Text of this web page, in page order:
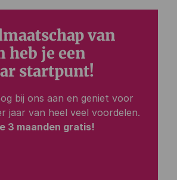
van
heb je een
startpunt!
bij ons aan en geniet voor
jaar van heel veel voordelen.
3 maanden gratis!